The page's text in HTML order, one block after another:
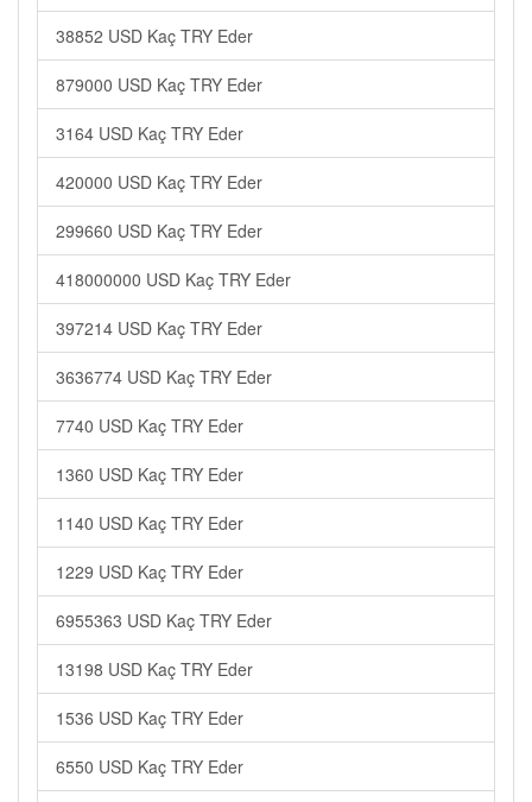
38852 USD Kaç TRY Eder
879000 USD Kaç TRY Eder
3164 USD Kaç TRY Eder
420000 USD Kaç TRY Eder
299660 USD Kaç TRY Eder
418000000 USD Kaç TRY Eder
397214 USD Kaç TRY Eder
3636774 USD Kaç TRY Eder
7740 USD Kaç TRY Eder
1360 USD Kaç TRY Eder
1140 USD Kaç TRY Eder
1229 USD Kaç TRY Eder
6955363 USD Kaç TRY Eder
13198 USD Kaç TRY Eder
1536 USD Kaç TRY Eder
6550 USD Kaç TRY Eder